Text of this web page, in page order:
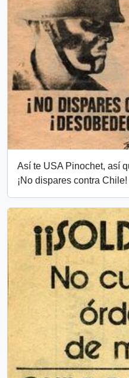
Así te USA Pinochet, así
¡No dispares contra